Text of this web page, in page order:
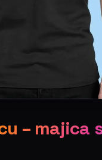
– majica